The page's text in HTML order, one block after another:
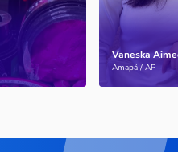
Vaneska
Amapá / AP
Saiba mais